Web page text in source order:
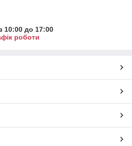
10:00 до 17:00
роботи